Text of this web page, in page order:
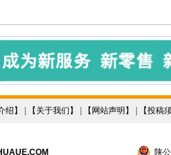
绍 】 | 【 关于我们 】 | 【 网站声明 】 | 【投稿
陕